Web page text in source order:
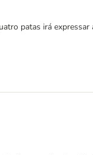
patas irá expressar